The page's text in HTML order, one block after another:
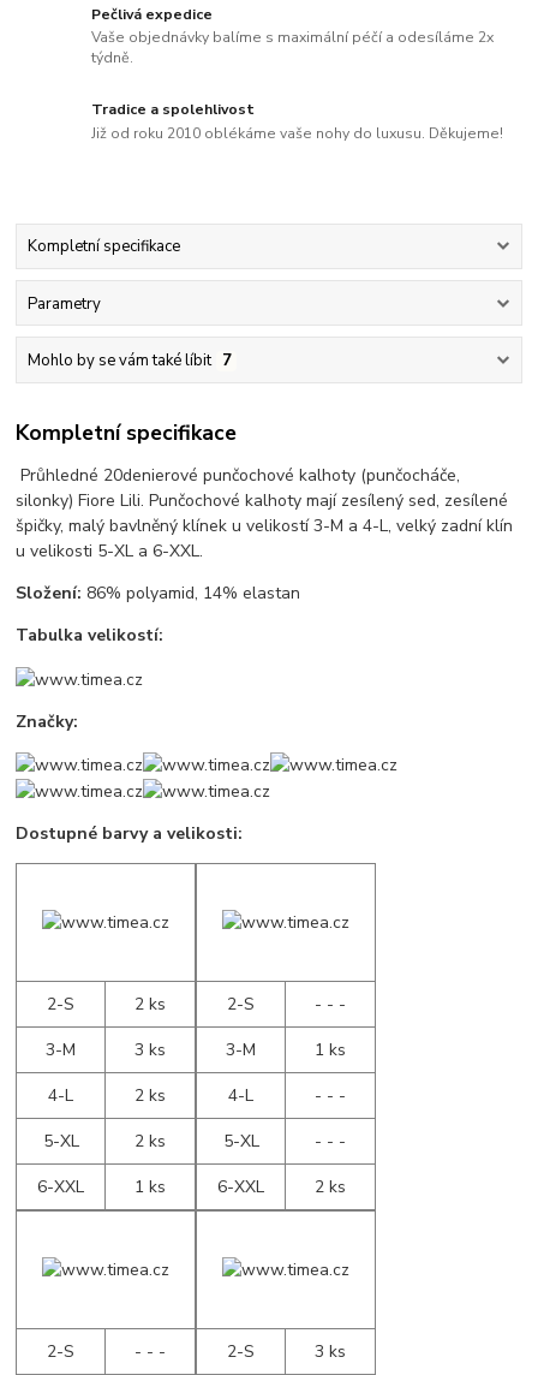
Pečlivá expedice
Vaše objednávky balíme s maximální péčí a odesíláme 2x
týdně.
Tradice a spolehlivost
Již od roku 2010 oblékáme vaše nohy do luxusu. Děkujeme!
Kompletní specifikace
Parametry
Mohlo by se vám také líbit 7
Kompletní specifikace
Průhledné 20denierové punčochové kalhoty (punčocháče,
silonky) Fiore Lili. Punčochové kalhoty mají zesílený sed, zesílené
špičky, malý bavlněný klínek u velikostí 3-M a 4-L, velký zadní klín
u velikosti 5-XL a 6-XXL.
Složení: 86% polyamid, 14% elastan
Tabulka velikostí:
Značky:
Dostupné barvy a velikosti:
2-S
2 ks
3-M
3 ks
4-L
2 ks
5-XL
2 ks
6-XXL
1 ks
2-S
- - -
3-M
1 ks
4-L
- - -
5-XL
- - -
6-XXL
2 ks
2-S
- - -
2-S
3 ks